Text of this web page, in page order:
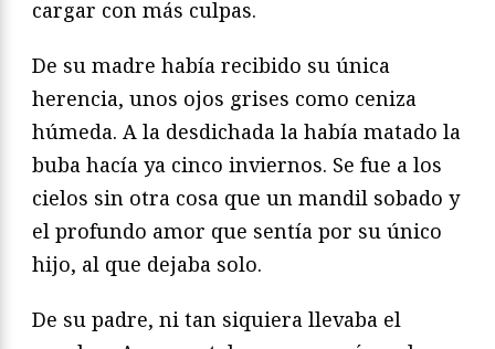
cargar con más culpas.
De su madre había recibido su única
herencia, unos ojos grises como ceniza
húmeda. A la desdichada la había matado la
buba hacía ya cinco inviernos. Se fue a los
cielos sin otra cosa que un mandil sobado y
el profundo amor que sentía por su único
hijo, al que dejaba solo.
De su padre, ni tan siquiera llevaba el